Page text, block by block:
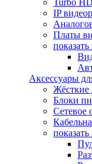
IP
Платы
показать
Аксессуары
Жёсткие
Блоки
Сетевое
показать